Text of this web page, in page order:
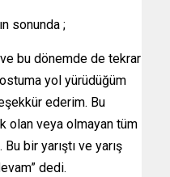
sonunda ;
bu dönemde de tekrar
yol yürüdüğüm
ederim. Bu
olan veya olmayan tüm
bir yarıştı ve yarış
dedi.